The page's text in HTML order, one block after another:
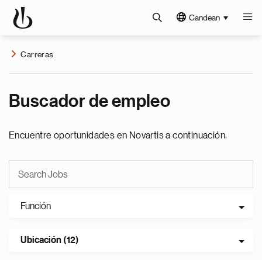
Candean
Carreras
Buscador de empleo
Encuentre oportunidades en Novartis a continuación.
Función
Ubicación (12)